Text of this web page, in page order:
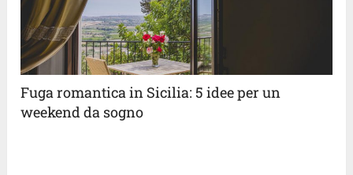
Fuga romantica in Sicilia: 5 idee per un
weekend da sogno